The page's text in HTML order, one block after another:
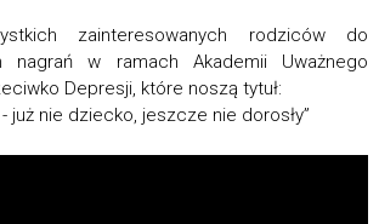
zainteresowanych rodziców do
nagrań w ramach Akademii Uważnego
Depresji, które noszą tytuł:
już nie dziecko, jeszcze nie dorosły”